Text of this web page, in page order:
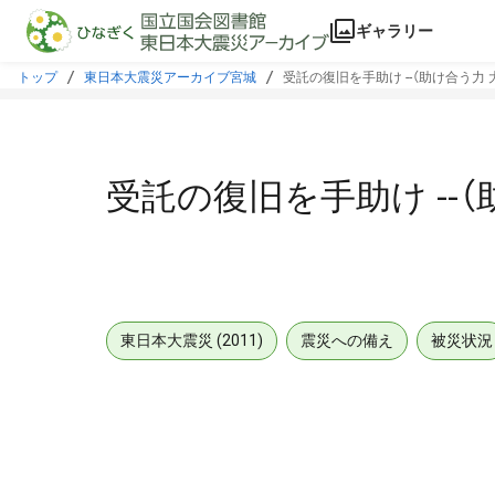
本文に飛ぶ
ギャラリー
トップ 東日本大震災アーカイブ宮城 受託の復旧を手助け --（助け合う力
受託の復旧を手助け --
東日本大震災 (2011) 震災への備え 被災状況